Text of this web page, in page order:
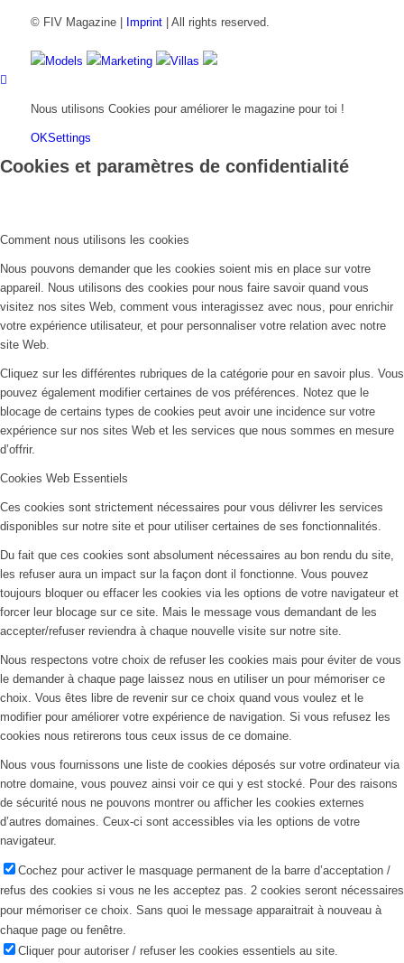
© FIV Magazine | Imprint| All rights reserved.
Models Marketing Villas
Nous utilisons Cookies pour améliorer le magazine pour toi !
OKSettings
Cookies et paramètres de confidentialité
Comment nous utilisons les cookies
Nous pouvons demander que les cookies soient mis en place sur votre
appareil. Nous utilisons des cookies pour nous faire savoir quand vous
visitez nos sites Web, comment vous interagissez avec nous, pour enrichir
votre expérience utilisateur, et pour personnaliser votre relation avec notre
site Web.
Cliquez sur les différentes rubriques de la catégorie pour en savoir plus. Vous
pouvez également modifier certaines de vos préférences. Notez que le
blocage de certains types de cookies peut avoir une incidence sur votre
expérience sur nos sites Web et les services que nous sommes en mesure
d’offrir.
Cookies Web Essentiels
Ces cookies sont strictement nécessaires pour vous délivrer les services
disponibles sur notre site et pour utiliser certaines de ses fonctionnalités.
Du fait que ces cookies sont absolument nécessaires au bon rendu du site,
les refuser aura un impact sur la façon dont il fonctionne. Vous pouvez
toujours bloquer ou effacer les cookies via les options de votre navigateur et
forcer leur blocage sur ce site. Mais le message vous demandant de les
accepter/refuser reviendra à chaque nouvelle visite sur notre site.
Nous respectons votre choix de refuser les cookies mais pour éviter de vous
le demander à chaque page laissez nous en utiliser un pour mémoriser ce
choix. Vous êtes libre de revenir sur ce choix quand vous voulez et le
modifier pour améliorer votre expérience de navigation. Si vous refusez les
cookies nous retirerons tous ceux issus de ce domaine.
Nous vous fournissons une liste de cookies déposés sur votre ordinateur via
notre domaine, vous pouvez ainsi voir ce qui y est stocké. Pour des raisons
de sécurité nous ne pouvons montrer ou afficher les cookies externes
d’autres domaines. Ceux-ci sont accessibles via les options de votre
navigateur.
Cochez pour activer le masquage permanent de la barre d’acceptation /
refus des cookies si vous ne les acceptez pas. 2 cookies seront nécessaires
pour mémoriser ce choix. Sans quoi le message apparaitrait à nouveau à
chaque page ou fenêtre.
Cliquer pour autoriser / refuser les cookies essentiels au site.